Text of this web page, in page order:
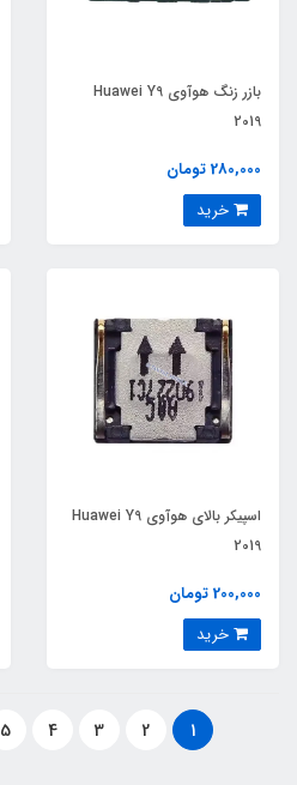
بازر زنگ هوآوی Huawei Y9
2019
280,000 تومان
اسپیکر بالای هوآوی Huawei Y9
2019
200,000 تومان
1
2
3
4
5